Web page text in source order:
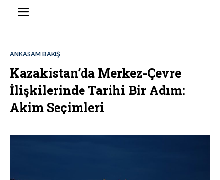
ANKASAM BAKIŞ
Kazakistan’da Merkez-Çevre
İlişkilerinde Tarihi Bir Adım:
Akim Seçimleri